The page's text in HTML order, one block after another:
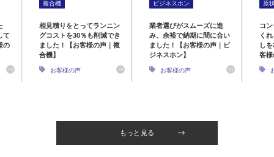
て
の
複合機
相見積りをとってランニン
グコストを30％も削減でき
ました！【お客様の声｜複
合機】
お客様の声
ビジネスホン
業者選びがスムーズに進
み、余裕で納期に間に合い
ました！【お客様の声｜ビ
ジネスホン】
お客様の声
原
コ
く
し
客
もっと見る